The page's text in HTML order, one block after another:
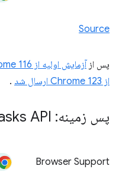
Source
پس از آزمایش اولیه از Chrome 116 به Chrome 122
از Chrome 123 ارسال شد
.
پس زمینه: Long Tasks API
Browser Support